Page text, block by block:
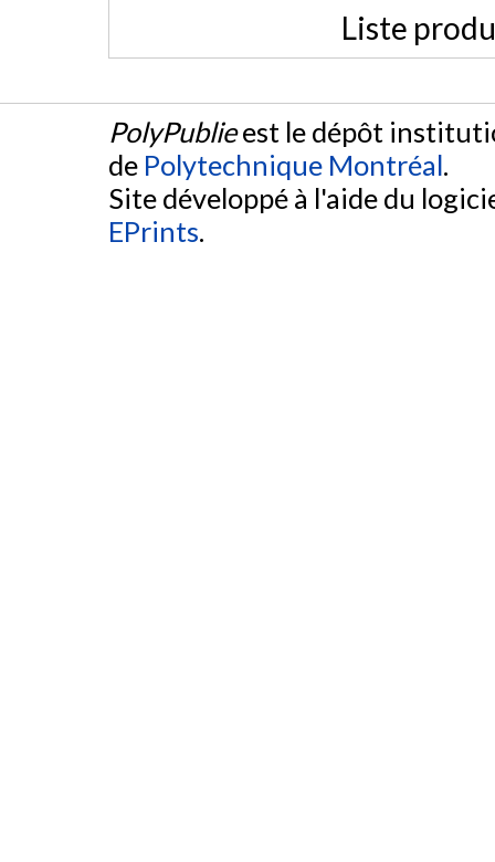
Liste
PolyPublieest le dépôt
de Polytechnique Montréal.
Site développé à l'aide du
EPrints.